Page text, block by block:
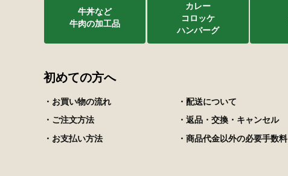
牛丼など
牛肉の加工品
カレー
コロッケ
ハンバーグ
初めての方へ
・お買い物の流れ
・配送について
・ご注文方法
・返品・交換・キャンセル
・お支払い方法
・商品代金以外の必要手数料